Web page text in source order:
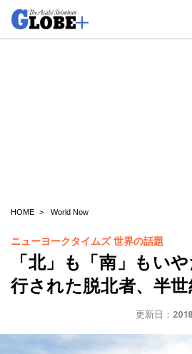
HOME World Now
ニューヨークタイムズ 世界の話題
「北」も「南」もい
行された脱北者、半
更新日：